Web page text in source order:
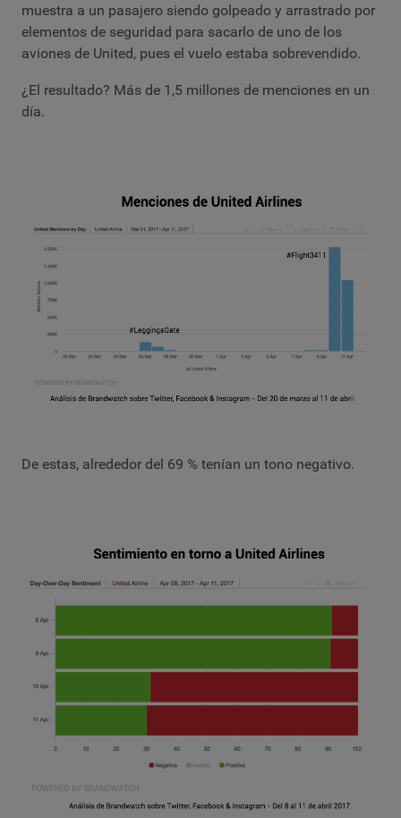
muestra a un pasajero siendo golpeado y arrastrado por
elementos de seguridad para sacarlo de uno de los
aviones de United, pues el vuelo estaba sobrevendido.
¿El resultado? Más de 1,5 millones de menciones en un
día.
De estas, alrededor del 69 % tenían un tono negativo.